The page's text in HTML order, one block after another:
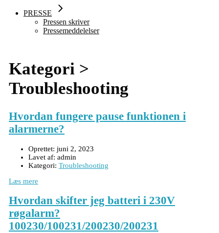
PRESSE
Pressen skriver
Pressemeddelelser
Kategori >
Troubleshooting
Hvordan fungere pause funktionen i
alarmerne?
Oprettet: juni 2, 2023
Lavet af: admin
Kategori: Troubleshooting
Læs mere
Hvordan skifter jeg batteri i 230V
røgalarm?
100230/100231/200230/200231